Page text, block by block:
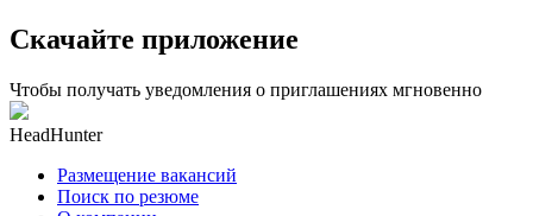
Скачайте приложение
Чтобы получать уведомления о приглашениях мгновенно
HeadHunter
Размещение вакансий
Поиск по резюме